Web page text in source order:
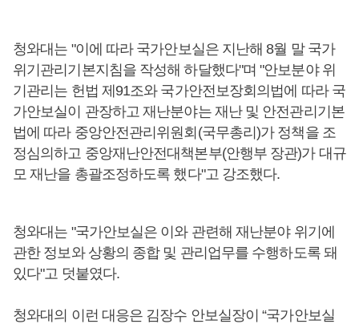
청와대는 "이에 따라 국가안보실은 지난해 8월 말 국가
위기관리기본지침을 작성해 하달했다"며 "안보분야 위
기관리는 헌법 제91조와 국가안전보장회의법에 따라 국
가안보실이 관장하고 재난분야는 재난 및 안전관리기본
법에 따라 중앙안전관리위원회(국무총리)가 정책을 조
정심의하고 중앙재난안전대책본부(안행부 장관)가 대규
모 재난을 총괄조정하도록 했다"고 강조했다.
청와대는 "국가안보실은 이와 관련해 재난분야 위기에
관한 정보와 상황의 종합 및 관리업무를 수행하도록 돼
있다"고 덧붙였다.
청와대의 이런 대응은 김장수 안보실장이 “국가안보실